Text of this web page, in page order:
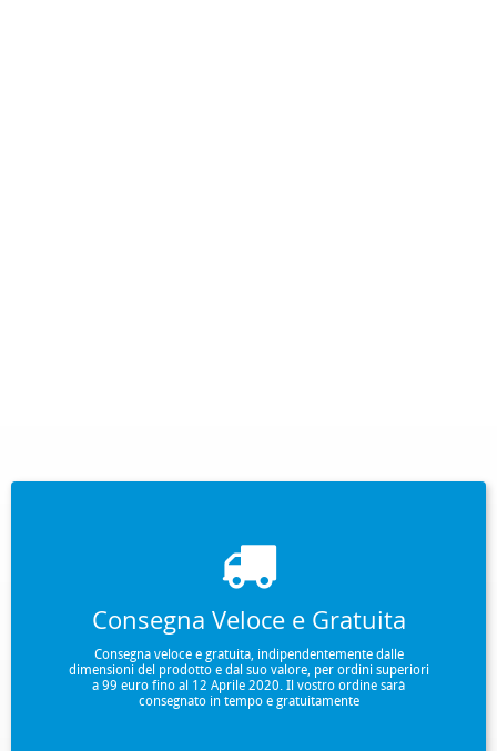
Consegna Veloce e Gratuita
Consegna veloce e gratuita, indipendentemente dalle
dimensioni del prodotto e dal suo valore, per ordini superiori
a 99 euro fino al 12 Aprile 2020. Il vostro ordine sarà
consegnato in tempo e gratuitamente